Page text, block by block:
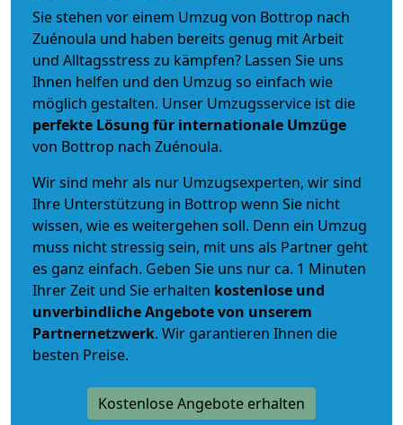
Sie stehen vor einem Umzug von Bottrop nach
Zuénoula und haben bereits genug mit Arbeit
und Alltagsstress zu kämpfen? Lassen Sie uns
Ihnen helfen und den Umzug so einfach wie
möglich gestalten. Unser Umzugsservice ist die
perfekte Lösung für internationale Umzüge
von Bottrop nach Zuénoula.
Wir sind mehr als nur Umzugsexperten, wir sind
Ihre Unterstützung in Bottrop wenn Sie nicht
wissen, wie es weitergehen soll. Denn ein Umzug
muss nicht stressig sein, mit uns als Partner geht
es ganz einfach. Geben Sie uns nur ca. 1 Minuten
Ihrer Zeit und Sie erhalten kostenlose und
unverbindlicheAngebote von unserem
Partnernetzwerk. Wir garantieren Ihnen die
besten Preise.
Kostenlose Angebote erhalten